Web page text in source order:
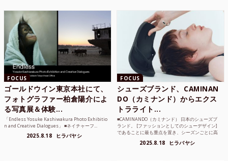
FOCUS
ゴールドウイン東京本社にて、
フォトグラファー柏倉陽介によ
る写真展＆体験...
「Endless Yosuke Kashiwakura Photo Exhibitio
n and Creative Dialogues」 ■ネイチャーフ...
2025.8.18 ヒラバヤシ
FOCUS
シューズブランド、CAMINAN
DO（カミナンド）からエクス
トラライト...
■CAMINANDO（カミナンド） 日本のシューズブ
ランド。 [ファッションとしてのシューデザイン]
であることに最も重点を置き、シーズンごとに高
2025.8.18 ヒラバヤシ